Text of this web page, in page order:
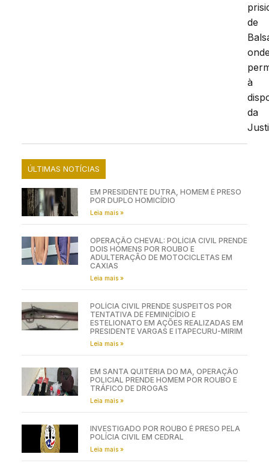
de
à
da
ÚLTIMAS NOTÍCIAS
EM PRESIDENTE DUTRA, HOMEM É PRESO
POR DUPLO HOMICÍDIO
Leia mais »
OPERAÇÃO CHEVAL: POLÍCIA CIVIL PRENDE
DOIS HOMENS POR ROUBO E
ADULTERAÇÃO DE MOTOCICLETAS EM
CAXIAS
Leia mais »
POLÍCIA CIVIL PRENDE SUSPEITOS POR
TENTATIVA DE FEMINICÍDIO E
ESTELIONATO EM AÇÕES REALIZADAS EM
PRESIDENTE VARGAS E ITAPECURU-MIRIM
Leia mais »
EM SANTA QUITÉRIA DO MA, OPERAÇÃO
POLICIAL PRENDE HOMEM POR ROUBO E
TRÁFICO DE DROGAS
Leia mais »
INVESTIGADO POR ROUBO É PRESO PELA
POLÍCIA CIVIL EM CEDRAL
Leia mais »